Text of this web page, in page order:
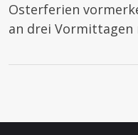
Osterferien
an drei